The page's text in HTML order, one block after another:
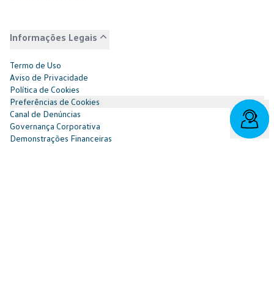
Informações Legais
Termo de Uso
Aviso de Privacidade
Política de Cookies
Preferências de Cookies
Canal de Denúncias
Governança Corporativa
Demonstrações Financeiras